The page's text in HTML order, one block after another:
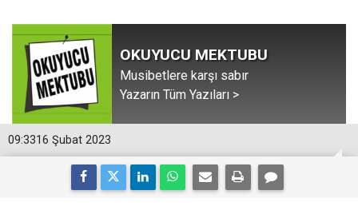
OKUYUCU MEKTUBU
Musibetlere karşı sabır
Yazarın Tüm Yazıları >
09:3316 Şubat 2023